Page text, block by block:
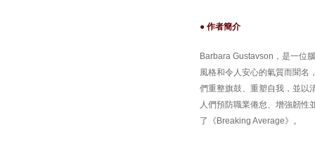
● 作者簡介
Barbara Gustavson，是一位
風格和令人安心的氣質而聞名
們重整旗鼓、重塑自我，並以
人們預防職業倦怠、增強韌性
了《Breaking Average》。